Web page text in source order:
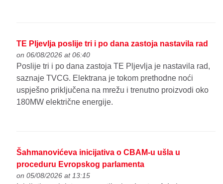
TE Pljevlja poslije tri i po dana zastoja nastavila rad
on 06/08/2026 at 06:40
Poslije tri i po dana zastoja TE Pljevlja je nastavila rad,
saznaje TVCG. Elektrana je tokom prethodne noći
uspješno priključena na mrežu i trenutno proizvodi oko
180MW električne energije.
Šahmanovićeva inicijativa o CBAM-u ušla u
proceduru Evropskog parlamenta
on 05/08/2026 at 13:15